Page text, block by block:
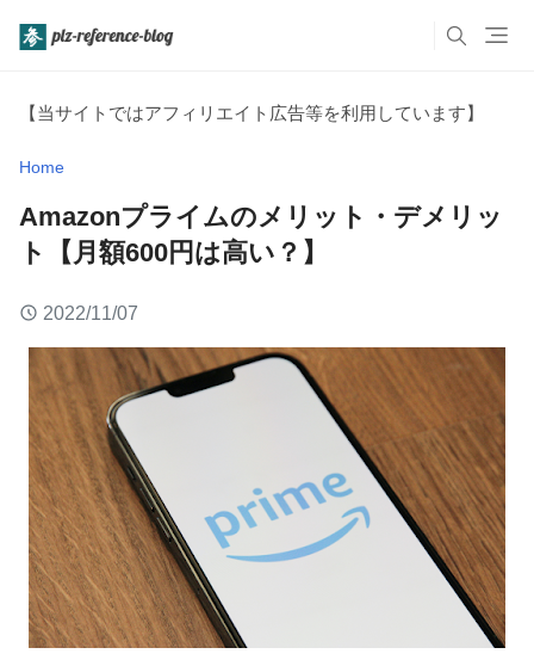
【当サイトではアフィリエイト広告等を利用しています】
Home
Amazonプライムのメリット・デメリッ
ト【月額600円は高い？】
2022/11/07